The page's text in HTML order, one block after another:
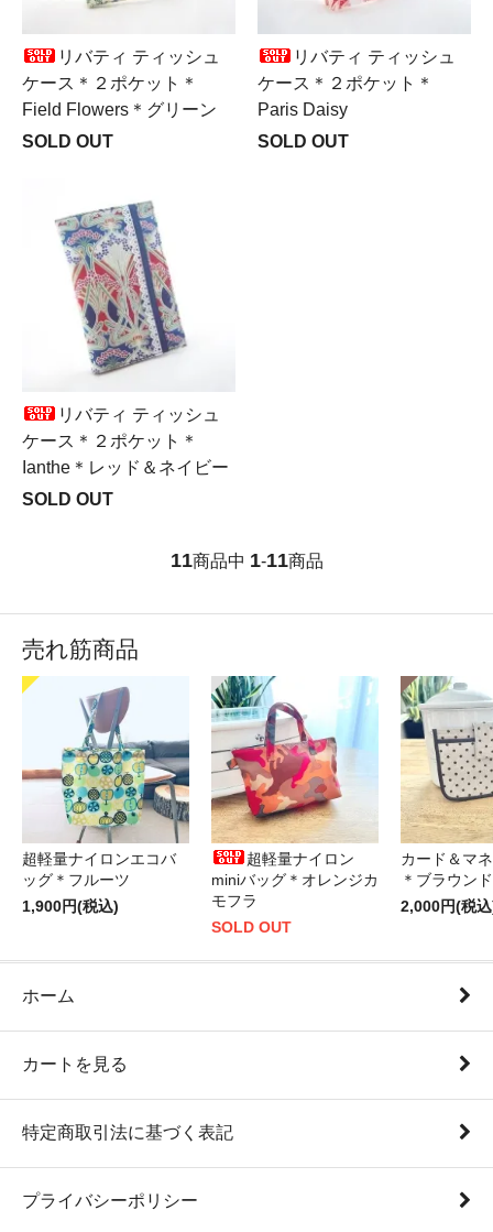
リバティ ティッシュ
ケース＊２ポケット＊
Field Flowers＊グリーン
SOLD OUT
リバティ ティッシュ
ケース＊２ポケット＊
Paris Daisy
SOLD OUT
リバティ ティッシュ
ケース＊２ポケット＊
Ianthe＊レッド＆ネイビー
SOLD OUT
11商品中 1-11商品
売れ筋商品
超軽量ナイロンエコバ
ッグ＊フルーツ
1,900円(税込)
超軽量ナイロン
miniバッグ＊オレンジカ
モフラ
SOLD OUT
カード＆マ
＊ブラウン
2,000円(税
ホーム
カートを見る
特定商取引法に基づく表記
プライバシーポリシー